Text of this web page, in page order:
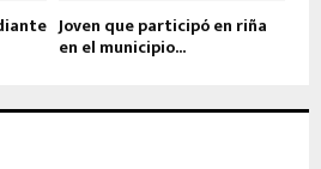
Joven que participó en riña
en el municipio...